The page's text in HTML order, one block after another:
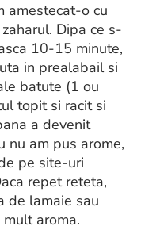
amestecat-o cu
Dipa ce s-
10-15 minute,
in prealabail si
batute (1 ou
topit si racit si
a devenit
nu am pus arome,
pe site-uri
repet reteta,
de lamaie sau
aroma.